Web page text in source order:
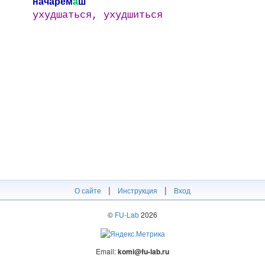
ухудшаться, ухудшиться
О сайте | Инструкция | Вход
© FU-Lab2026
Email:komi@fu-lab.ru